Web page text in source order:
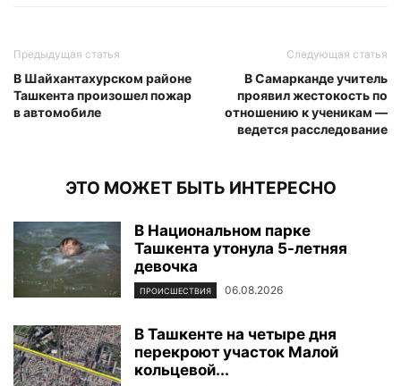
Предыдущая статья
В Шайхантахурском районе
Ташкента произошел пожар
в автомобиле
Следующая статья
В Самарканде учитель
проявил жестокость по
отношению к ученикам —
ведется расследование
ЭТО МОЖЕТ БЫТЬ ИНТЕРЕСНО
В Национальном парке
Ташкента утонула 5-летняя
девочка
ПРОИСШЕСТВИЯ 06.08.2026
В Ташкенте на четыре дня
перекроют участок Малой
кольцевой...